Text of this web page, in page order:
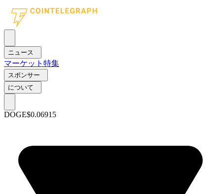
ニュース
マーケット 特集
スポンサー
について
DOGE$0.06915